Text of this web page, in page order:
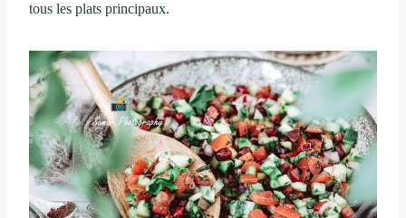
tous les plats principaux.